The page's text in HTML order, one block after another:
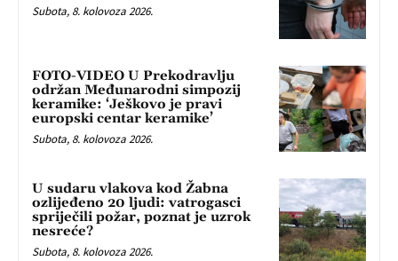
Subota, 8. kolovoza 2026.
FOTO-VIDEO U Prekodravlju
održan Međunarodni simpozij
keramike: ‘Ješkovo je pravi
europski centar keramike’
Subota, 8. kolovoza 2026.
U sudaru vlakova kod Žabna
ozlijeđeno 20 ljudi: vatrogasci
spriječili požar, poznat je uzrok
nesreće?
Subota, 8. kolovoza 2026.